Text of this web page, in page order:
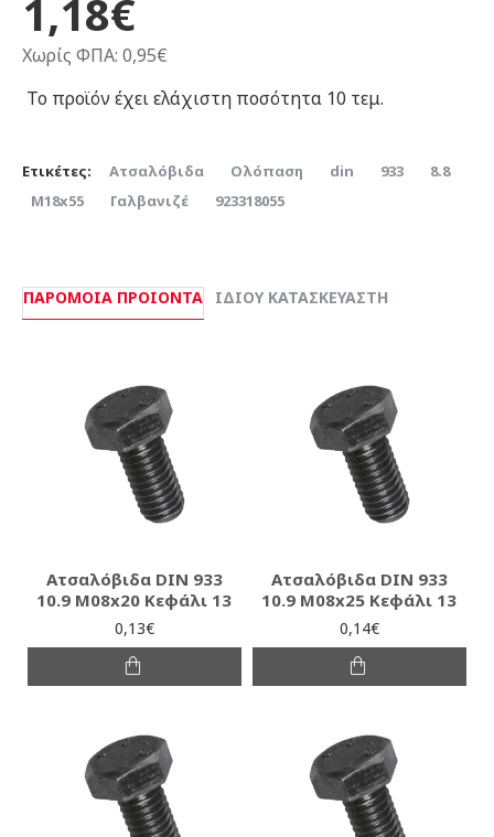
1,18€
Χωρίς ΦΠΑ: 0,95€
Το προϊόν έχει ελάχιστη ποσότητα 10 τεμ.
Ετικέτες: Ατσαλόβιδα Ολόπαση din 933
8.8
Μ18x55
Γαλβανιζέ 923318055
ΠΑΡΌΜΟΙΑ ΠΡΟΙΌΝΤΑ ΊΔΙΟΥ ΚΑΤΑΣΚΕΥΑΣΤΉ
Ατσαλόβιδα DIN 933
10.9 M08x20 Κεφάλι 13
0,13€
Ατσαλόβιδα DIN 933
10.9 M08x25 Κεφάλι 13
0,14€